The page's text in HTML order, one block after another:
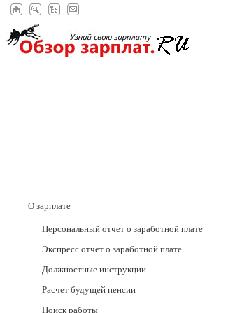
О зарплате
Персональный отчет о заработной плате
Экспресс отчет о заработной плате
Должностные инструкции
Расчет будущей пенсии
Поиск работы